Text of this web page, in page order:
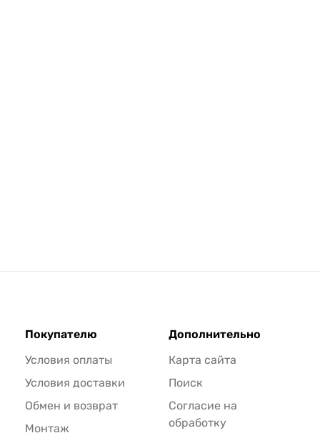
Покупателю
Условия оплаты
Условия доставки
Обмен и возврат
Монтаж
Дополнительно
Карта сайта
Поиск
Согласие на
обработку